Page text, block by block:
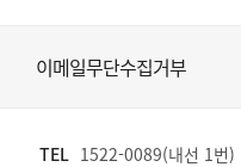
이메일무단수집거부
TEL 1522-0089(내선 1번